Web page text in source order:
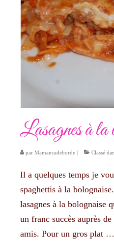
Lasagnes à la
par Mamancadeborde | Classé
Il a quelques temps je
spaghettis à la
lasagnes à la bolognaise
un franc succès auprès
amis. Pour un gros plat …